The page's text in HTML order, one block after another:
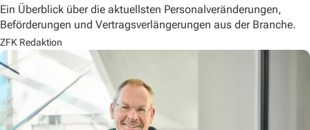
Ein Überblick über die aktuellsten Personalveränderungen,
Beförderungen und Vertragsverlängerungen aus der Branche.
ZFK Redaktion